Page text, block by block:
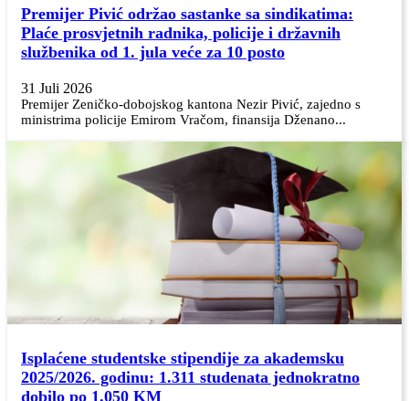
Premijer Pivić održao sastanke sa sindikatima:
Plaće prosvjetnih radnika, policije i državnih
službenika od 1. jula veće za 10 posto
31 Juli 2026
Premijer Zeničko-dobojskog kantona Nezir Pivić, zajedno s
ministrima policije Emirom Vračom, finansija Dženano...
Isplaćene studentske stipendije za akademsku
2025/2026. godinu: 1.311 studenata jednokratno
dobilo po 1.050 KM